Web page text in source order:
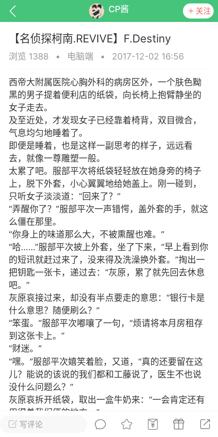
CP酱 关注
排行 头衔 抽奖
动态 小说 商城
任务
08-25 20:58 电脑端 公开内容
，平淡一生
海洋，只有意志坚强得人，才能到达彼
武汉市 #写随笔
1 6.3k
瓜
05-26 21:34 电脑端 公开内容
升，云霞伴余身。莫问后落生，深情终
写评论
【名侦探柯南.REVIVE】F.Destiny
浏览 1388 • 电脑端 • 2017-12-02 16:56
西帝大附属医院心胸外科的病房区外，一个肤色黝
黑的男子提着便利店的纸袋，向长椅上抱臂静坐的
女子走去。
及至近处，才发现女子已经靠着椅背，双目微合，
气息均匀地睡着了。
即便是睡着，也是这样一副思考的样子，远远看
去，就像一尊雕塑一般。
太累了吧。服部平次将纸袋轻轻放在她身旁的椅子
上，脱下外套，小心翼翼地给她盖上。刚一碰到，
只听女子淡淡道：“回来了？”
“弄醒你了？”服部平次一声错愕，盖外套的手，就这
么僵在那里。
“你身上的味道那么大，不被熏醒也难。”
“哈……”服部平次披上外套，坐了下来，“早上看到你
的短讯就赶过来了，没来得及洗澡换外套。”掏出一
把钥匙一张卡，递过去：“灰原，累了就先回去休息
吧。”
灰原哀接过来，却没有半点要走的意思：“银行卡是
什么意思？随便刷么？”
“笨蛋。”服部平次嘟嚷了一句，“烦请将本月房租存
到这张卡上。”
“财迷。”
“嘿。”服部平次嬉笑着脸，又道，“真的还要留在这
儿？能说的该说的我们都和工藤说了，医生不也说
没什么问题么？”
灰原哀拆开纸袋，取出一盒牛奶来：“一会肯定还有
用得着我们俩的地方。”
服部平次瞥见她往那边的病房的门瞧了几眼，不禁